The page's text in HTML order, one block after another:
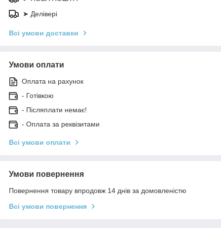
➤ Делівері
Всі умови доставки
Умови оплати
Оплата на рахунок
- Готівкою
- Післяплати немає!
- Оплата за реквізитами
Всі умови оплати
Умови повернення
Повернення товару впродовж 14 днів за домовленістю
Всі умови повернення